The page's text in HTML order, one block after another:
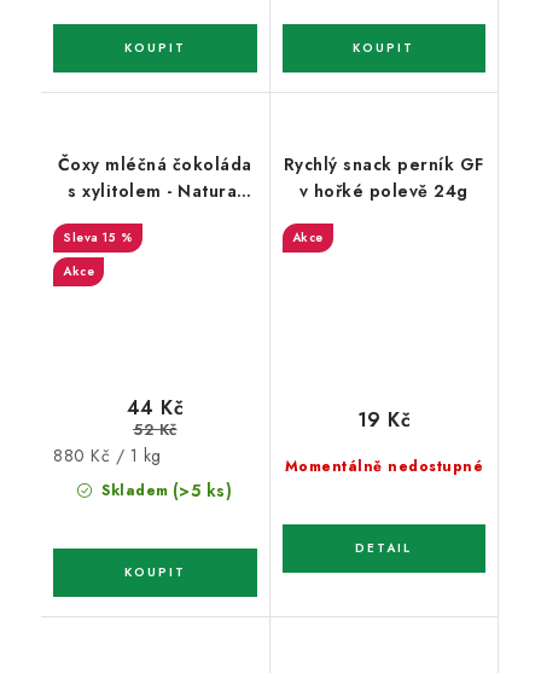
Čoxy mléčná čokoláda
s xylitolem - Natural
50g
15 %
Akce
Skladem (>5 ks)
44 Kč
52 Kč
Měrná
cena:
880 Kč / 1 kg
Rychlý snack perník GF
v hořké polevě 24g
Akce
Momentálně nedostupné
19 Kč